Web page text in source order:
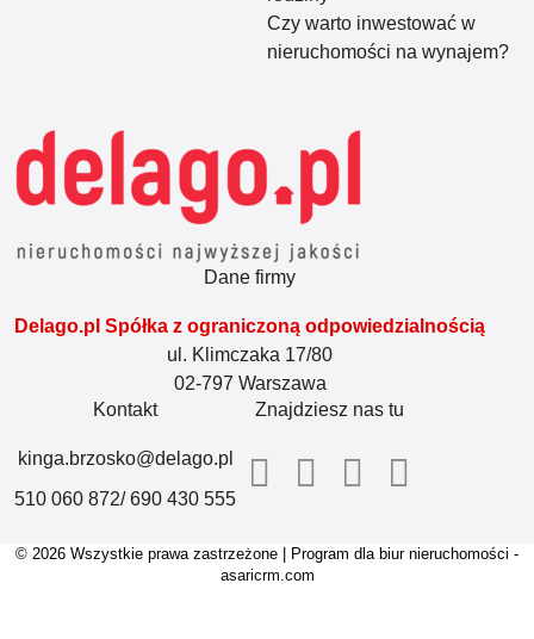
Czy warto inwestować w
nieruchomości na wynajem?
Dane firmy
Delago.pl Spółka z ograniczoną odpowiedzialnością
ul. Klimczaka 17/80
02-797 Warszawa
Kontakt
kinga.brzosko@delago.pl
510 060 872/ 690 430 555
Znajdziesz nas tu
© 2026 Wszystkie prawa zastrzeżone | Program dla biur nieruchomości -
asaricrm.com